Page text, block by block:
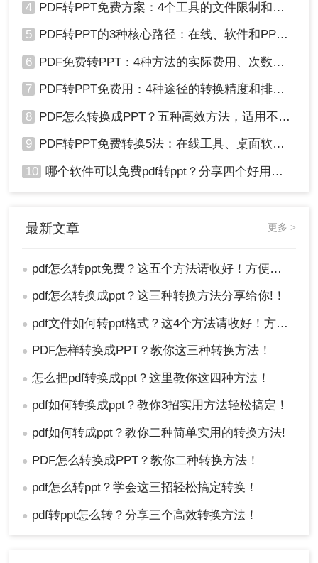
4 PDF转PPT免费方案：4个工具的文件限制和输出质量对比！
5 PDF转PPT的3种核心路径：在线、软件和PPT自带的适用范围！
6 PDF免费转PPT：4种方法的实际费用、次数限制和效果！
7 PDF转PPT免费用：4种途径的转换精度和排版保留能力对比！
8 PDF怎么转换成PPT？五种高效方法，适用不同场景全解析！
9 PDF转PPT免费转换5法：在线工具、桌面软件和PPT插件的优劣！
10 哪个软件可以免费pdf转ppt？分享四个好用的转换工具！
最新文章 更多 >
● pdf怎么转ppt免费？这五个方法请收好！方便又好用！
● pdf怎么转换成ppt？这三种转换方法分享给你!！
● pdf文件如何转ppt格式？这4个方法请收好！方便又好用！
● PDF怎样转换成PPT？教你这三种转换方法！
● 怎么把pdf转换成ppt？这里教你这四种方法！
● pdf如何转换成ppt？教你3招实用方法轻松搞定！
● pdf如何转成ppt？教你二种简单实用的转换方法!
● PDF怎么转换成PPT？教你二种转换方法！
● pdf怎么转ppt？学会这三招轻松搞定转换！
● pdf转ppt怎么转？分享三个高效转换方法！